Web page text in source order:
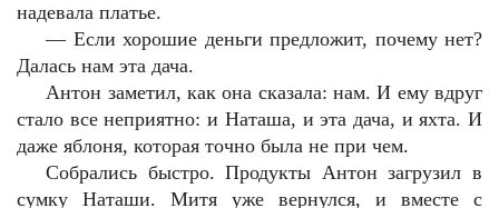
надевала платье.
— Если хорошие деньги предложит, почему нет?
Далась нам эта дача.
Антон заметил, как она сказала: нам. И ему вдруг
стало все неприятно: и Наташа, и эта дача, и яхта. И
даже яблоня, которая точно была не при чем.
Собрались быстро. Продукты Антон загрузил в
сумку Наташи. Митя уже вернулся, и вместе с